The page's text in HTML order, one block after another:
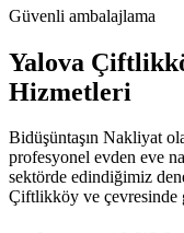
Güvenli ambalajlama
Yalova
Hizmetleri
Bidüşüntaşın Nakliyat
profesyonel evden eve
sektörde edindiğimiz
Çiftlikköy ve çevresinde